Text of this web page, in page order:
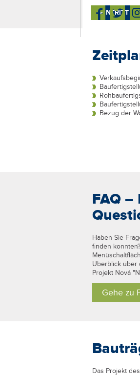
EINTRITT
Bezug der
FAQ –
Haben Sie
finden
Überblick über
Projekt Nová
Gehe zu
Das Projekt